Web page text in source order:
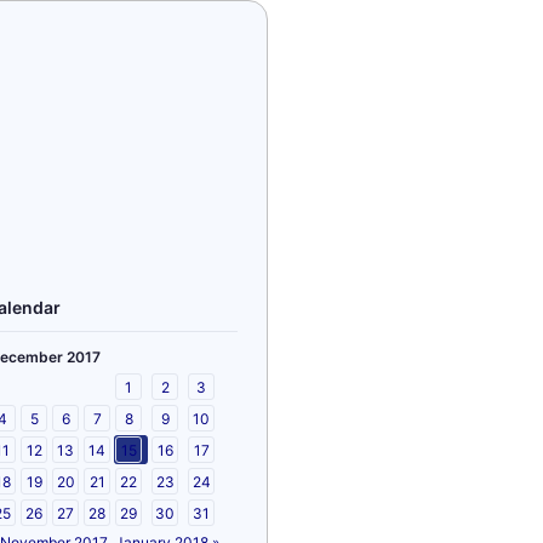
2017
1
2
3
5 6 7 8 9
10
12 13 14 15 16
17
19 20 21 22 23
24
26 27 28 29 30
31